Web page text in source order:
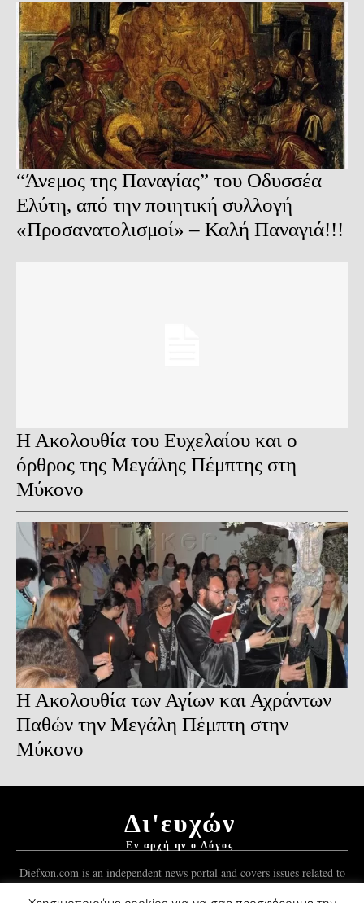
“Άνεμος της Παναγίας” του Οδυσσέα
Ελύτη, από την ποιητική συλλογή
«Προσανατολισμοί» – Καλή Παναγιά!!!
Η Ακολουθία του Ευχελαίου και ο
όρθρος της Μεγάλης Πέμπτης στη
Μύκονο
Η Ακολουθία των Αγίων και Αχράντων
Παθών την Μεγάλη Πέμπτη στην
Μύκονο
Δι'ευχών
Εν αρχή ην ο Λόγος
Diefxon.com is an independent news portal and covers issues related to